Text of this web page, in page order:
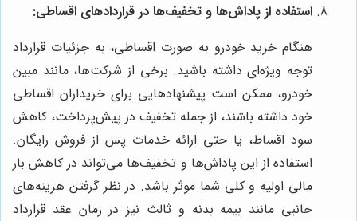
استفاده از پاداش‌ها و تخفیف‌ها در قراردادهای اقساطی:
هنگام خرید خودرو به صورت اقساطی، به جزئیات قرارداد
توجه ویژه‌ای داشته باشید. برخی از شرکت‌ها، مانند مبین
خودرو، ممکن است پیشنهادهایی برای خریداران اقساطی
خود داشته باشند، از جمله تخفیف در پیش‌پرداخت، کاهش
سود اقساط، یا حتی ارائه خدمات پس از فروش رایگان.
استفاده از این پاداش‌ها و تخفیف‌ها می‌تواند در کاهش بار
مالی اولیه و کلی شما موثر باشد. در نظر گرفتن هزینه‌های
جانبی مانند بیمه بدنه و ثالث نیز در زمان عقد قرارداد